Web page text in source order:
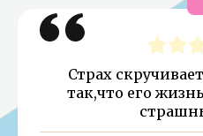
Страх
так,что его